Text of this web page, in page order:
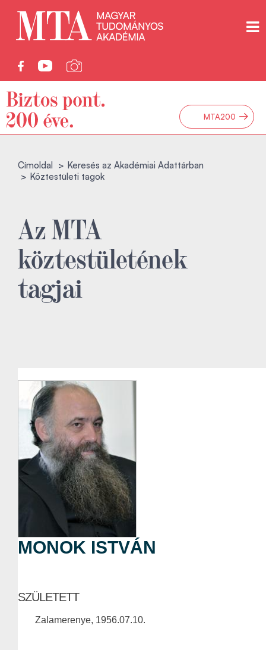
MTA200 →
Címoldal
Keresés az Akadémiai Adattárban
Köztestületi tagok
Az MTA
köztestületének
tagjai
MONOK ISTVÁN
SZÜLETETT
Zalamerenye, 1956.07.10.